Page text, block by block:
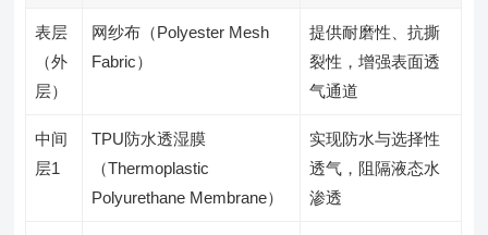
表层
（外
层）
网纱布（Polyester Mesh
Fabric）
提供耐磨性、抗撕
裂性，增强表面透
气通道
中间
层1
TPU防水透湿膜
（Thermoplastic
Polyurethane Membrane）
实现防水与选择性
透气，阻隔液态水
渗透